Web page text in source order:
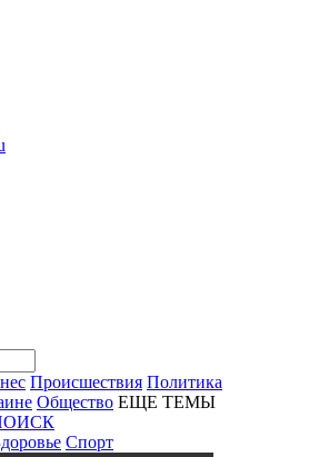
Происшествия Политика
Общество ЕЩЕ ТЕМЫ
Спорт